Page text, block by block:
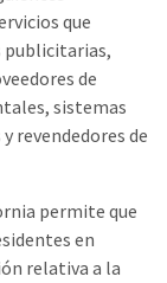
que
publicitarias,
de
sistemas
revendedores de
permite que
en
relativa a la